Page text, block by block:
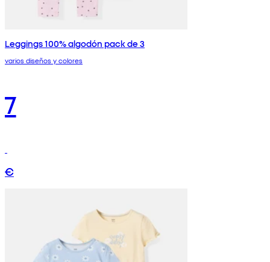
Leggings 100% algodón pack de 3
varios diseños y colores
7
€